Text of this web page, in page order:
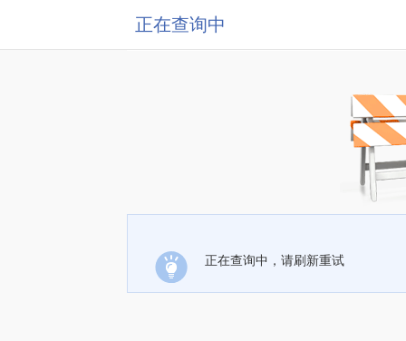
正在查询中
正在查询中，请刷新重试